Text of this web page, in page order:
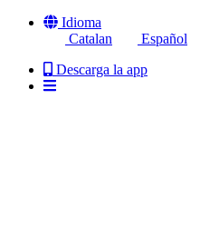
Idioma
Catalan
Español
Descarga la app